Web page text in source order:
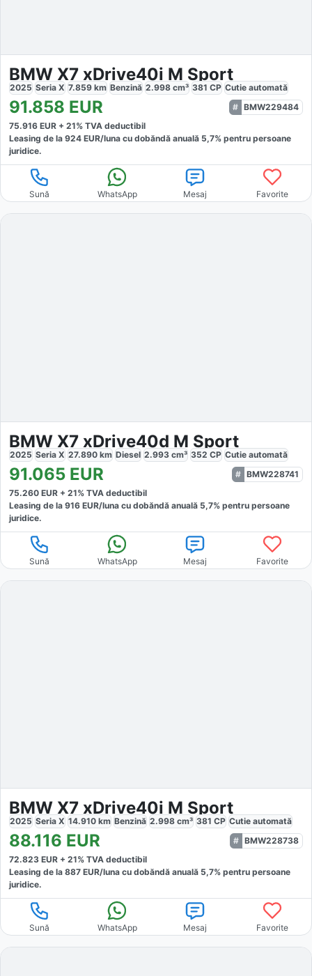
BMW X7 xDrive40i M Sport
2025 Seria X 7.859 km Benzină 2.998 cm³ 381 CP Cutie automată
91.858 EUR
BMW229484
75.916 EUR + 21% TVA deductibil
Leasing de la 924 EUR/luna cu dobăndă anuală 5,7% pentru persoane
juridice.
Sună WhatsApp Mesaj Favorite
BMW X7 xDrive40d M Sport
2025 Seria X 27.890 km Diesel 2.993 cm³ 352 CP Cutie automată
91.065 EUR
BMW228741
75.260 EUR + 21% TVA deductibil
Leasing de la 916 EUR/luna cu dobăndă anuală 5,7% pentru persoane
juridice.
Sună WhatsApp Mesaj Favorite
BMW X7 xDrive40i M Sport
2025 Seria X 14.910 km Benzină 2.998 cm³ 381 CP Cutie automată
88.116 EUR
BMW228738
72.823 EUR + 21% TVA deductibil
Leasing de la 887 EUR/luna cu dobăndă anuală 5,7% pentru persoane
juridice.
Sună WhatsApp Mesaj Favorite